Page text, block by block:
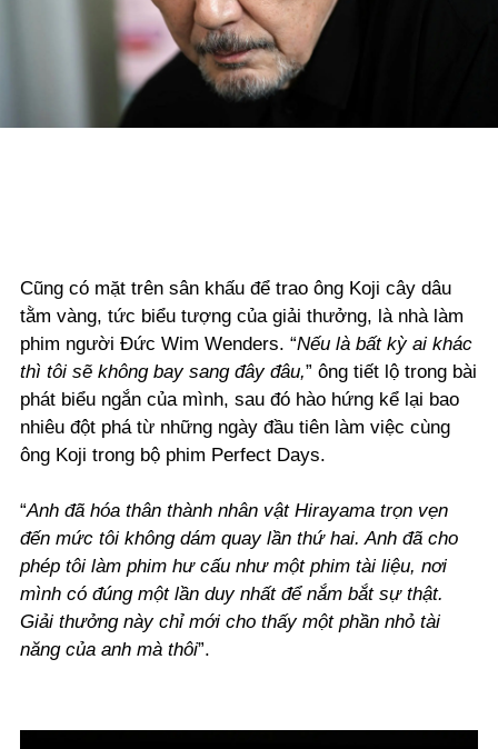
Cũng có mặt trên sân khấu để trao ông Koji cây dâu
tằm vàng, tức biểu tượng của giải thưởng, là nhà làm
phim người Đức Wim Wenders. “Nếu là bất kỳ ai khác
thì tôi sẽ không bay sang đây đâu,” ông tiết lộ trong bài
phát biểu ngắn của mình, sau đó hào hứng kể lại bao
nhiêu đột phá từ những ngày đầu tiên làm việc cùng
ông Koji trong bộ phim Perfect Days.
“Anh đã hóa thân thành nhân vật Hirayama trọn vẹn
đến mức tôi không dám quay lần thứ hai. Anh đã cho
phép tôi làm phim hư cấu như một phim tài liệu, nơi
mình có đúng một lần duy nhất để nắm bắt sự thật.
Giải thưởng này chỉ mới cho thấy một phần nhỏ tài
năng của anh mà thôi”.